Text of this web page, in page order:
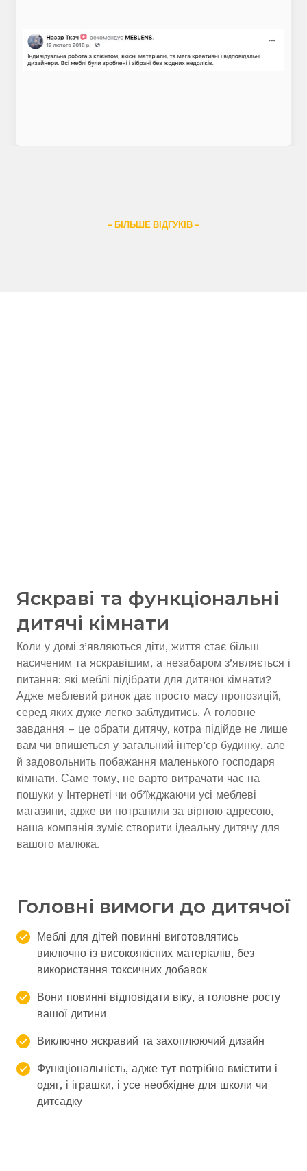
– БІЛЬШЕ ВІДГУКІВ –
Яскраві та функціональні
дитячі кімнати
Коли у домі з’являються діти, життя стає більш
насиченим та яскравішим, а незабаром з’являється і
питання: які меблі підібрати для дитячої кімнати?
Адже меблевий ринок дає просто масу пропозицій,
серед яких дуже легко заблудитись. А головне
завдання – це обрати дитячу, котра підійде не лише
вам чи впишеться у загальний інтер’єр будинку, але
й задовольнить побажання маленького господаря
кімнати. Саме тому, не варто витрачати час на
пошуки у Інтернеті чи об’їжджаючи усі меблеві
магазини, адже ви потрапили за вірною адресою,
наша компанія зуміє створити ідеальну дитячу для
вашого малюка.
Головні вимоги до дитячої
Меблі для дітей повинні виготовлятись
виключно із високоякісних матеріалів, без
використання токсичних добавок
Вони повинні відповідати віку, а головне росту
вашої дитини
Виключно яскравий та захоплюючий дизайн
Функціональність, адже тут потрібно вмістити і
одяг, і іграшки, і усе необхідне для школи чи
дитсадку